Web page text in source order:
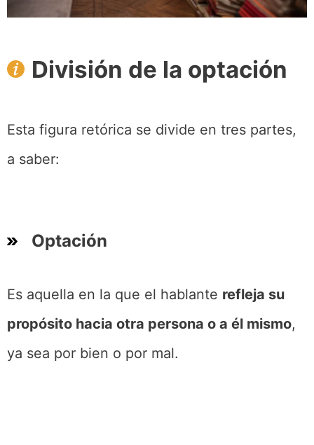
División de la optación
Esta figura retórica se divide en tres partes,
a saber:
Optación
Es aquella en la que el hablante refleja su
propósito hacia otra persona o a él mismo,
ya sea por bien o por mal.